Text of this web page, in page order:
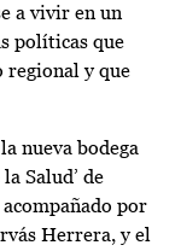
a vivir en un
políticas que
regional y que
nueva bodega
Salud’ de
por
Herrera, y el